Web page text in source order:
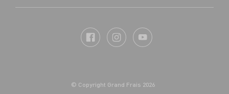
© Copyright Grand Frais 2026